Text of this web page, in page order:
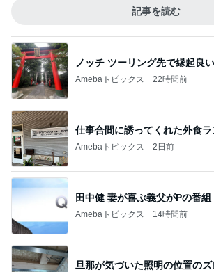
記事を読む
ノッチ ツーリング先で縁起良
Amebaトピックス 22時間前
仕事合間に誘ってくれた外食ラ
Amebaトピックス 2日前
田中健 妻が喜ぶ義父がPの番組
Amebaトピックス 14時間前
旦那が気づいた照明の位置のズ